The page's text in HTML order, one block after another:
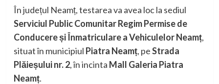
În județul Neamț, testarea va avea loc la sediul
Serviciul Public Comunitar Regim Permise de
Conducere și Înmatriculare a Vehiculelor Neamț,
situat în municipiul Piatra Neamț, peStrada
Plăieșului nr. 2, în incinta Mall Galeria Piatra
Neamț.